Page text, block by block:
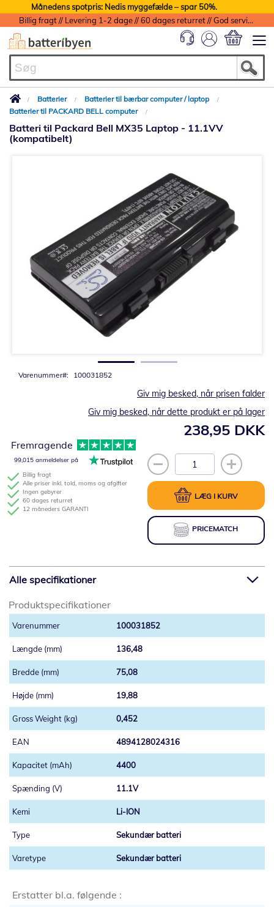
Månedens spotpris: Nedis myggefælde – spar 50%.
Billig fragt // Levering 1-2 dage // 60 dages returret // God service med garanti
Batterier
Batterier til bærbar computer / laptop
Batterier til PACKARD BELL computer
Batteri til Packard Bell MX35 Laptop - 11.1VV
(kompatibelt)
Varenummer 100031852
238,95 DKK
Giv mig besked, når prisen falder
Giv mig besked, når dette produkt er på lager
LÆG I KURV
PRICEMATCH
Billig fragt
Alle priser inkl. told, moms og afgifter
Ingen gebyrer
60 dages returret
12 måneders GARANTI
Fremragende
99,015 anmeldelser på
Alle specifikationer
Produktspecifikationer
100031852
136,48
75,08
19,88
0,452
4894128024316
4400
11.1V
Li-ION
Sekundær batteri
Sekundær batteri
Erstatter bl.a. følgende :